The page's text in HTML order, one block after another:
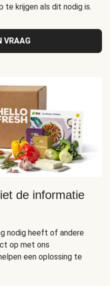
te krijgen als dit nodig is.
VRAAG
de informatie
nodig heeft of andere
op met ons
een oplossing te